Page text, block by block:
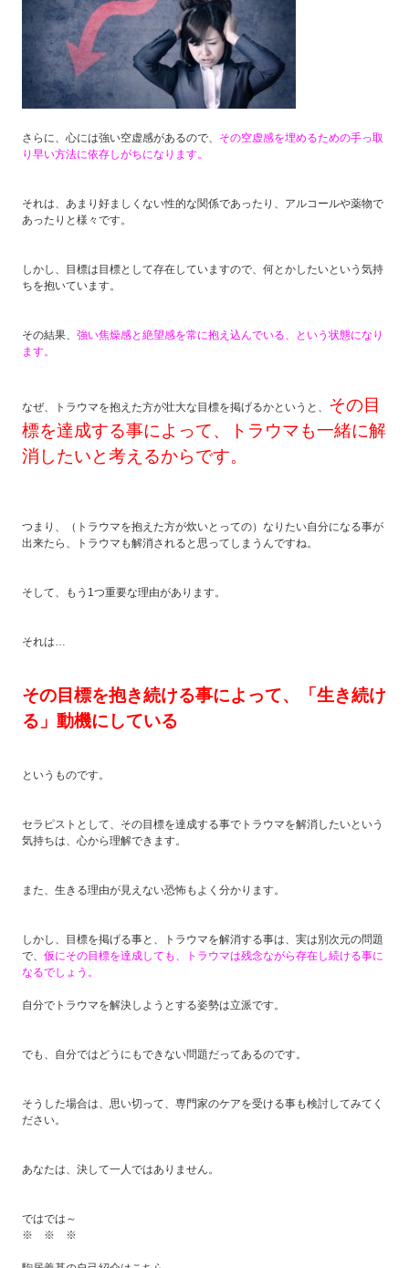
さらに、心には強い空虚感があるので、 その空虚感を埋めるための手っ取
り早い方法に依存しがちになります。
それは、あまり好ましくない性的な関係であったり、アルコールや薬物で
あったりと様々です。
しかし、目標は目標として存在していますので、何とかしたいという気持
ちを抱いています。
その結果、 強い焦燥感と絶望感を常に抱え込んでいる、という状態になり
ます。
なぜ、トラウマを抱えた方が壮大な目標を掲げるかというと、 その目
標を達成する事によって、トラウマも一緒に解
消したいと考えるからです。
つまり、（トラウマを抱えた方が炊いとっての）なりたい自分になる事が
出来たら、トラウマも解消されると思ってしまうんですね。
そして、もう1つ重要な理由があります。
それは…
その目標を抱き続ける事によって、「生き続け
る」動機にしている
というものです。
セラピストとして、その目標を達成する事でトラウマを解消したいという
気持ちは、心から理解できます。
また、生きる理由が見えない恐怖もよく分かります。
しかし、目標を掲げる事と、トラウマを解消する事は、実は別次元の問題
で、 仮にその目標を達成しても、トラウマは残念ながら存在し続ける事に
なるでしょう。
自分でトラウマを解決しようとする姿勢は立派です。
でも、自分ではどうにもできない問題だってあるのです。
そうした場合は、思い切って、専門家のケアを受ける事も検討してみてく
ださい。
あなたは、決して一人ではありません。
ではでは～
※ ※ ※